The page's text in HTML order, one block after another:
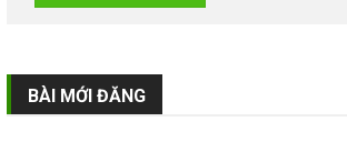
BÀI MỚI ĐĂNG